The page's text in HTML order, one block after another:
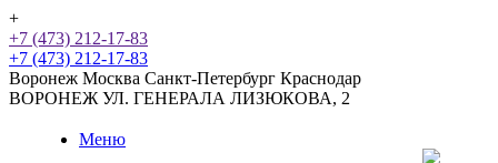
+
+7 (473) 212-17-83
+7 (473) 212-17-83
Воронеж Москва Санкт-Петербург Краснодар
ВОРОНЕЖ УЛ. ГЕНЕРАЛА ЛИЗЮКОВА, 2
Меню